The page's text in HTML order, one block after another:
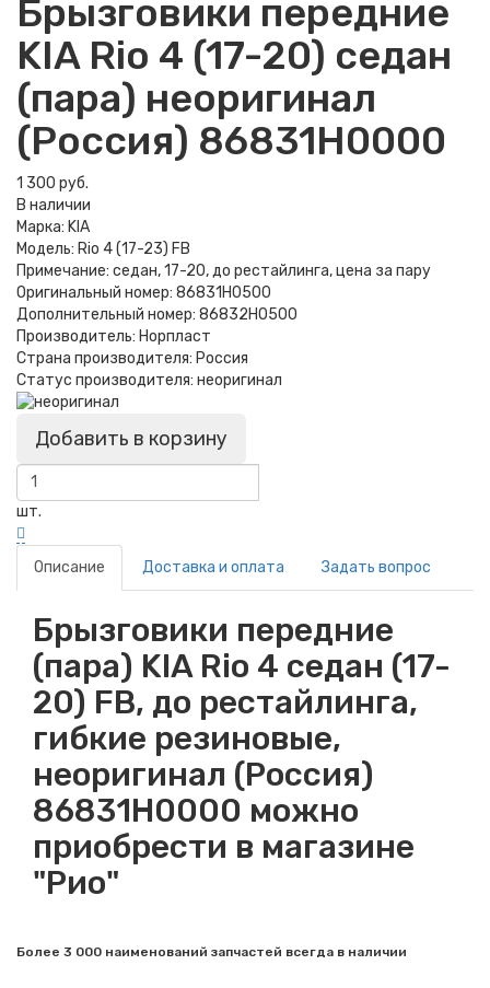
Брызговики передние
KIA Rio 4 (17-20) седан
(пара) неоригинал
(Россия) 86831H0000
1 300 руб.
В наличии
Марка: KIA
Модель: Rio 4 (17-23) FB
Примечание: седан, 17-20, до рестайлинга, цена за пару
Оригинальный номер: 86831H0500
Дополнительный номер: 86832H0500
Производитель: Норпласт
Страна производителя: Россия
Статус производителя: неоригинал
Добавить в корзину
шт.
Описание Доставка и оплата Задать вопрос
Брызговики передние
(пара) KIA Rio 4 седан (17-
20) FB, до рестайлинга,
гибкие резиновые,
неоригинал (Россия)
86831H0000 можно
приобрести в магазине
"Рио"
Более 3 000 наименований запчастей всегда в наличии